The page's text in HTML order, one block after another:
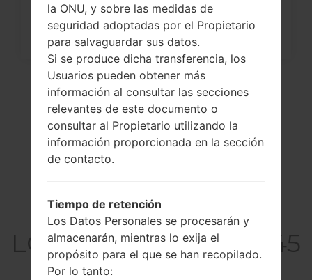
El vídeo
LGH345KTGO1(LGH345
KTGO1) akaLG Leon
la ONU, y sobre las medidas de
seguridad adoptadas por el Propietario
para salvaguardar sus datos.
Si se produce dicha transferencia, los
Usuarios pueden obtener más
información al consultar las secciones
relevantes de este documento o
consultar al Propietario utilizando la
información proporcionada en la sección
de contacto.
Tiempo de retención
Los Datos Personales se procesarán y
almacenarán, mientras lo exija el
propósito para el que se han recopilado.
Por lo tanto: